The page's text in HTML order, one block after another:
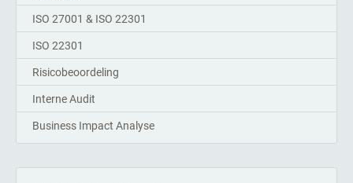
ISO 27001 & ISO 22301
ISO 22301
Risicobeoordeling
Interne Audit
Business Impact Analyse